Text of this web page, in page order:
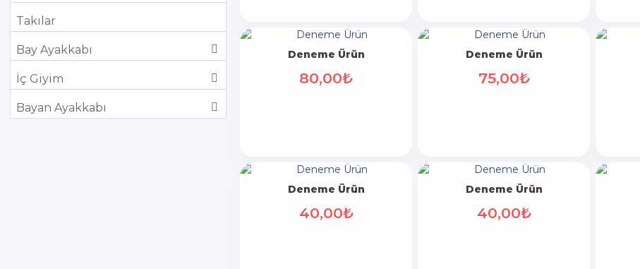
Takılar
Bay Ayakkabı
İç Giyim
Bayan Ayakkabı
Deneme Ürün
80,00₺
Deneme Ürün
75,00₺
Deneme Ürün
40,00₺
Deneme Ürün
40,00₺